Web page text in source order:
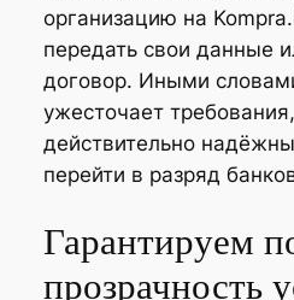
организацию на
передать свои данные
договор. Иными
ужесточает
действительно
перейти в разряд
Гарантируем
прозрачность